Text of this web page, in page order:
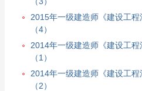
2015年一级建造师《建设工
（4）
2014年一级建造师《建设工
（1）
2014年一级建造师《建设工
（2）